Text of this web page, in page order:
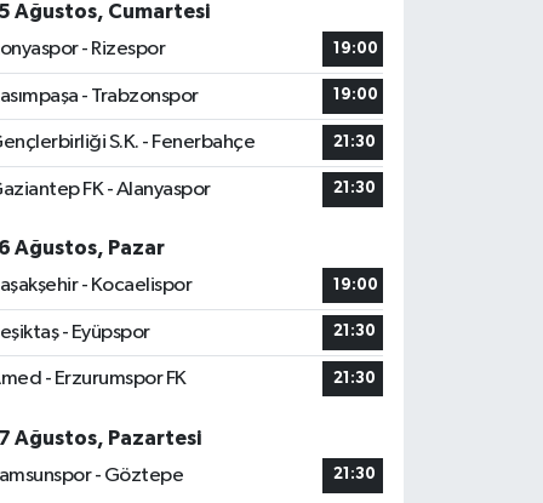
Ağustos, Cumartesi
- Rizespor
19:00
- Trabzonspor 19:00
S.K. - Fenerbahçe 21:30
FK - Alanyaspor 21:30
Ağustos, Pazar
- Kocaelispor
19:00
- Eyüpspor 21:30
- Erzurumspor FK 21:30
Ağustos, Pazartesi
- Göztepe
21:30